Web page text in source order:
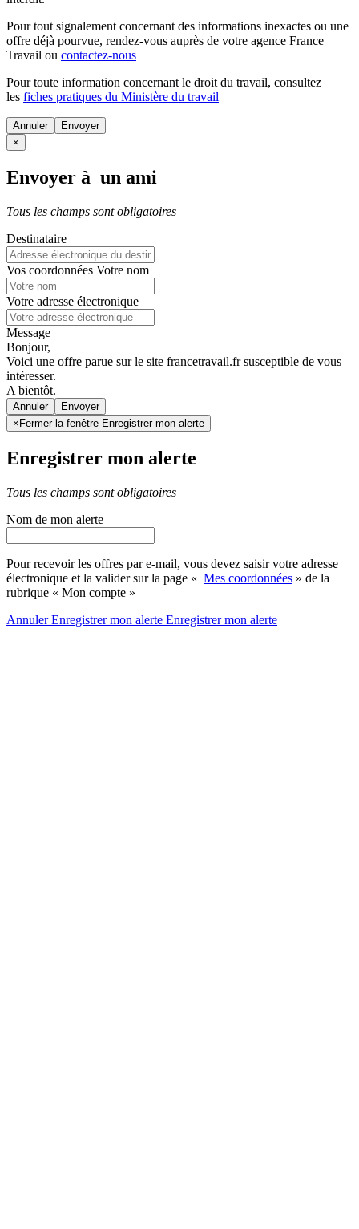
Pour tout signalement concernant des informations inexactes ou une
offre déjà pourvue, rendez-vous auprès de votre agence France
Travail ou contactez-nous
Pour toute information concernant le droit du travail, consultez
les fiches pratiques du Ministère du travail
Annuler
×
Envoyer à un ami
Tous les champs sont obligatoires
Destinataire
Vos coordonnées Votre nom
Votre adresse électronique
Message
Bonjour,
Voici une offre parue sur le site francetravail.fr susceptible de vous
intéresser.
A bientôt.
Annuler
× Fermer la fenêtre Enregistrer mon alerte
Enregistrer mon alerte
Tous les champs sont obligatoires
Nom de mon alerte
Pour recevoir les offres par e-mail, vous devez saisir votre adresse
électronique et la valider sur la page « Mes coordonnées » de la
rubrique « Mon compte »
AnnulerEnregistrer mon alerte Enregistrermon alerte